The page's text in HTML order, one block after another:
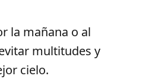
la mañana o al
multitudes y
cielo.